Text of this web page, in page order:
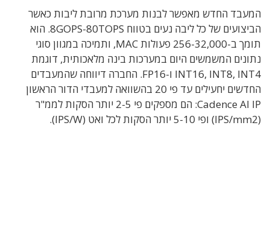
המעבד החדש מאפשר לבנות מערכת מרובת ליבות כאשר
הביצועים של כל ליבה נעים בטווח 8GOPS-80TOPS. הוא
תומך ב-256-32,000 פעולות MAC, ותמיכה במגוון סוגי
נתונים המשמשים היום במערכות בינה מלאכותית, דוגמת
INT16, INT8, INT4 ו-FP16. החברה דיווחה שהמעבדים
החדשים יחעילים עד פי 20 בהשוואה למעבדי הדור הראשון
Cadence AI IP: הם מספקים פי 2-5 יותר הסקות לממ"ר
(IPS/mm2) ופי 5-10 יותר הסקות לכל ואט (IPS/W).